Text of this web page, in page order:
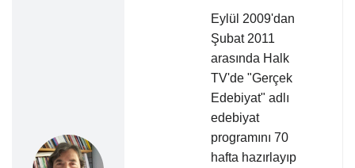
Eylül 2009'dan
Şubat 2011
arasında Halk
TV'de "Gerçek
Edebiyat" adlı
edebiyat
programını 70
hafta hazırlayıp